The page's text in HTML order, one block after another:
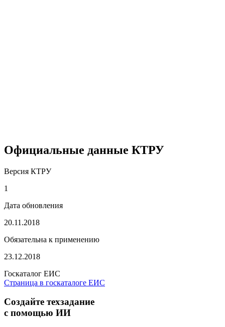
Официальные данные КТРУ
Версия КТРУ
1
Дата обновления
20.11.2018
Обязательна к применению
23.12.2018
Госкаталог ЕИС
Страница в госкаталоге ЕИС
Создайте техзадание
с помощью ИИ